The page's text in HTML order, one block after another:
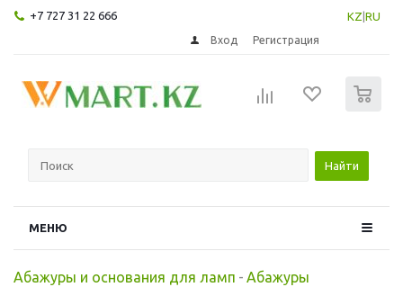
+7 727 31 22 666 KZ RU
Вход Регистрация
Найти
МЕНЮ
Абажуры и основания для ламп - Абажуры